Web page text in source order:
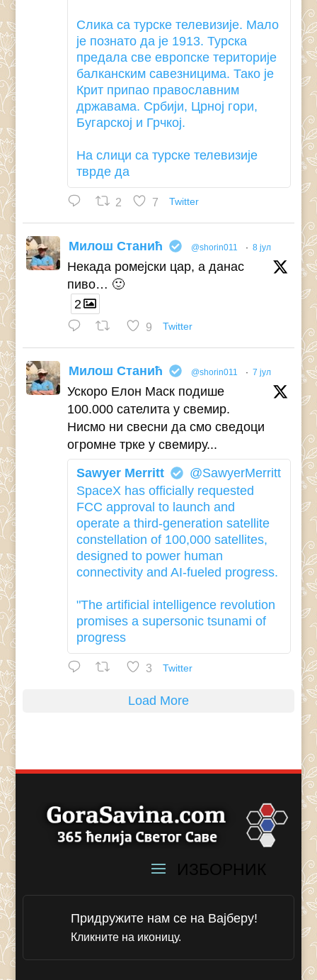
Слика са турске телевизије. Мало
је познато да је 1913. Турска
предала све европске територије
балканским савезницима. Тако је
Крит припао православним
државама. Србији, Црној гори,
Бугарској и Грчкој.
На слици са турске телевизије
тврде да
2 7 Twitter
Милош Станић @shorin011 · 8 јул
Некада ромејски цар, а данас
пиво… 🙂
2
9 Twitter
Милош Станић @shorin011 · 7 јул
Ускоро Елон Маск подише
100.000 сателита у свемир.
Нисмо ни свесни да смо сведоци
огромне трке у свемиру...
Sawyer Merritt
@SawyerMerritt
SpaceX has officially requested
FCC approval to launch and
operate a third-generation satellite
constellation of 100,000 satellites,
designed to power human
connectivity and AI-fueled progress.
"The artificial intelligence revolution
promises a supersonic tsunami of
progress
3 Twitter
Load More
Придружите нам се на Вајберу!
Кликните на иконицу.